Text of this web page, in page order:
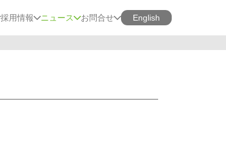
採用情報 ニュース お問合せ English